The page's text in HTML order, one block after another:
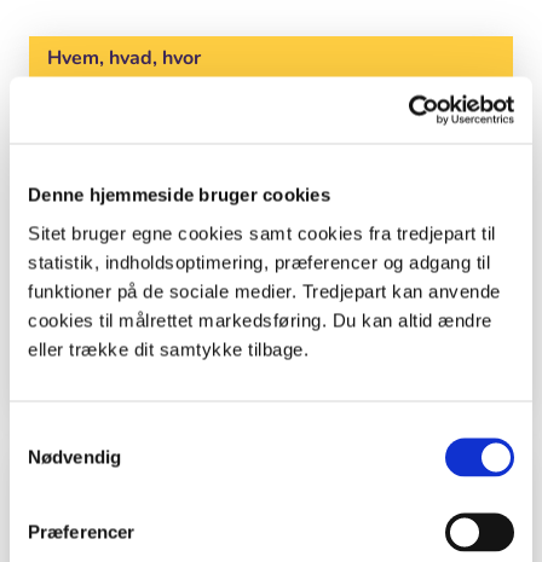
Denne hjemmeside bruger cookies
Sitet bruger egne cookies samt cookies fra tredjepart til
statistik, indholdsoptimering, præferencer og adgang til
funktioner på de sociale medier. Tredjepart kan anvende
cookies til målrettet markedsføring. Du kan altid ændre
eller trække dit samtykke tilbage.
Nødvendig
Præferencer
Hvem, hvad, hvor
Klasse
0. - 3. klasse, Børnehaver
Årstid
Forår, Sommer, Efterår, Vinter
Breddegrad56.830944411921166
Længdegrad8.257671276718916